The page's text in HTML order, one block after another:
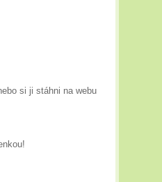
si ji stáhni na webu